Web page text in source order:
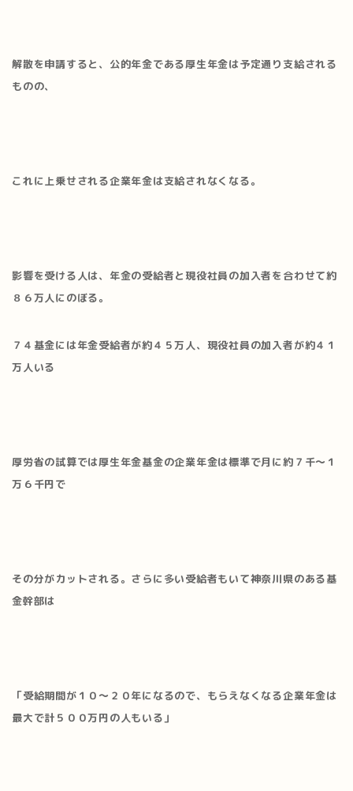
解散を申請すると、公的年金である厚生年金は予定通り支給される
ものの、
これに上乗せされる企業年金は支給されなくなる。
影響を受ける人は、年金の受給者と現役社員の加入者を合わせて約
８６万人にのぼる。
７４基金には年金受給者が約４５万人、現役社員の加入者が約４１
万人いる
厚労省の試算では厚生年金基金の企業年金は標準で月に約７千～１
万６千円で
その分がカットされる。さらに多い受給者もいて神奈川県のある基
金幹部は
「受給期間が１０～２０年になるので、もらえなくなる企業年金は
最大で計５００万円の人もいる」